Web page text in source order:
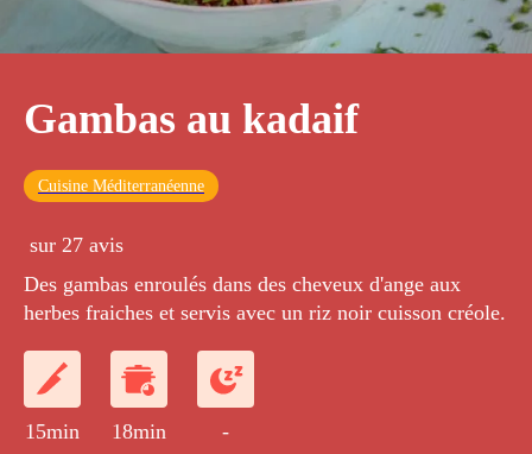
Gambas au kadaif
Cuisine Méditerranéenne
sur 27 avis
Des gambas enroulés dans des cheveux d'ange aux
herbes fraiches et servis avec un riz noir cuisson créole.
15min 18min -